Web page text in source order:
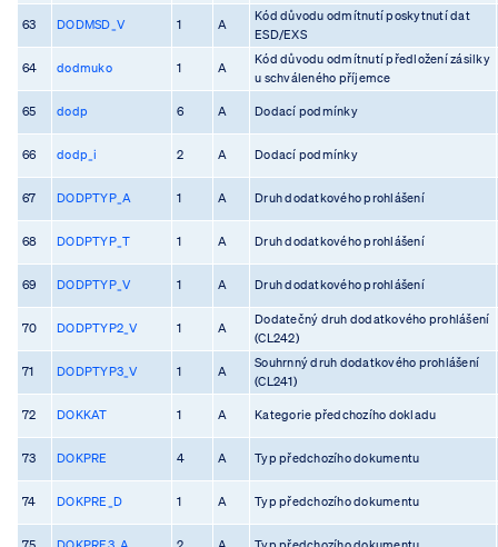
63 DODMSD_V 1 A
Kód důvodu odmítnutí poskytnutí dat
ESD/EXS
64 dodmuko 1 A
Kód důvodu odmítnutí předložení zásilky
u schváleného příjemce
65 dodp 6 A Dodací podmínky
66 dodp_i 2 A Dodací podmínky
67 DODPTYP_A 1 A Druh dodatkového prohlášení
68 DODPTYP_T 1 A Druh dodatkového prohlášení
69 DODPTYP_V 1 A Druh dodatkového prohlášení
70 DODPTYP2_V 1 A
Dodatečný druh dodatkového prohlášení
(CL242)
71 DODPTYP3_V 1 A
Souhrnný druh dodatkového prohlášení
(CL241)
72 DOKKAT 1 A Kategorie předchozího dokladu
73 DOKPRE 4 A Typ předchozího dokumentu
74 DOKPRE_D 1 A Typ předchozího dokumentu